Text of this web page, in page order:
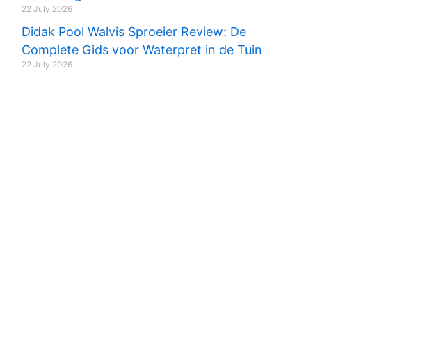
22 July 2026
Didak Pool Walvis Sproeier Review: De
Complete Gids voor Waterpret in de Tuin
22 July 2026